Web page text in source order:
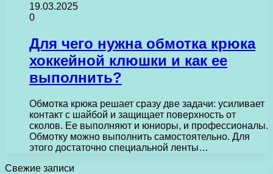
19.03.2025
0
Для чего нужна обмотка крюка
хоккейной клюшки и как ее
выполнить?
Обмотка крюка решает сразу две задачи: усиливает
контакт с шайбой и защищает поверхность от
сколов. Ее выполняют и юниоры, и профессионалы.
Обмотку можно выполнить самостоятельно. Для
этого достаточно специальной ленты…
Свежие записи